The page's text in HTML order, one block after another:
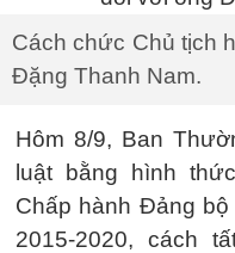
Cách chức Chủ tịch
Đặng Thanh Nam.
Hôm 8/9, Ban
luật bằng hình
Chấp hành Đảng
2015-2020, cách